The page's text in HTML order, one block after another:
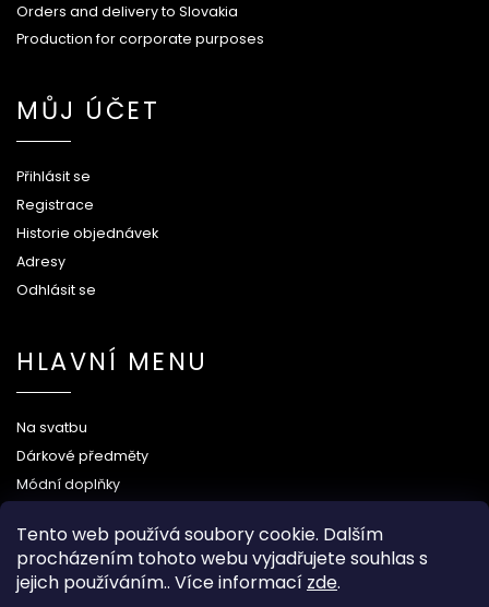
Tento web používá soubory cookie. Dalším
procházením tohoto webu vyjadřujete souhlas s
jejich používáním.. Více informací zde.
Orders and delivery to Slovakia
Production for corporate purposes
MŮJ ÚČET
Přihlásit se
Registrace
Historie objednávek
Adresy
Odhlásit se
HLAVNÍ MENU
Na svatbu
Dárkové předměty
Módní doplňky